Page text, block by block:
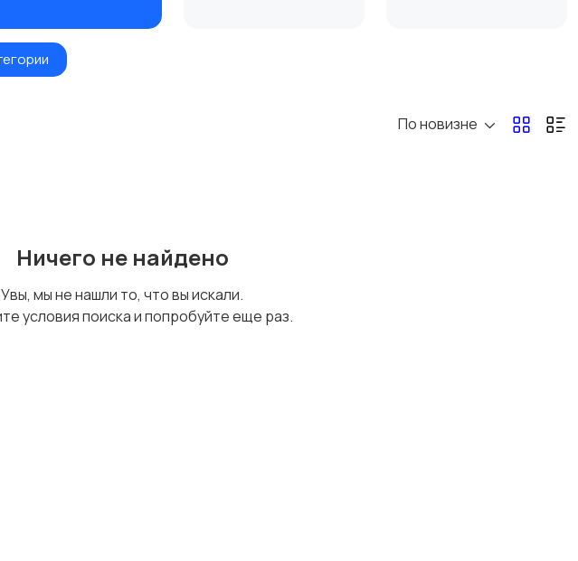
По новизне
Ничего не найдено
Увы, мы не нашли то, что вы искали.
условия поиска и попробуйте еще раз.